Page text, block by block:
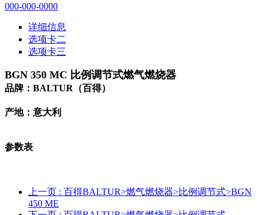
000-000-0000
详细信息
选项卡二
选项卡三
BGN 350 MC 比例调节式燃气燃烧器
品牌：BALTUR（百得）
产地：意大利
参数表
上一页 : 百得BALTUR>燃气燃烧器>比例调节式>BGN
450 ME